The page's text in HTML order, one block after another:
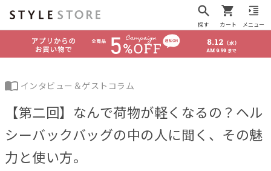
探す カート メニュー
インタビュー＆ゲストコラム
【第二回】なんで荷物が軽くなるの？ヘル
シーバックバッグの中の人に聞く、その魅
力と使い方。